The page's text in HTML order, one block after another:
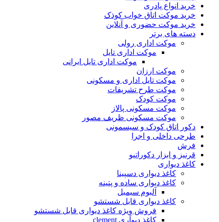
خرید انواع پادری
خرید موکت اتاق خواب کوذک
خرید موکت حضوری و آنلاین
دسته های برتر
موکت اداری رولی
موکت اداری تایل
موکت اداری تایل ایرانی
موکت ارزان
موکت تایل اداری و مسکونی
موکت طرح تشریفات
موکت کودک
موکت مسکونی پالاز
موکت مسکونی ظریف مصور
دکور اتاق کودک و سیسمونی
طرحی داخلی و اجرا
فرش
قرنیز و ابزار دکوراتیو
کاغذ دیواری
کاغذ دیواری دسپینا
کاغذ دیواری ساده و پتینه
آلبوم سیمبل
کاغذ دیواری قابل شستشو
فروش وِیژه کاغذ دیواری قابل شستشو
کاغذ دیواری clement